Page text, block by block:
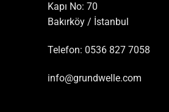
Kapı No: 70
Bakırköy / İstanbul
Telefon: 0536 827 7058
info@grundwelle.com